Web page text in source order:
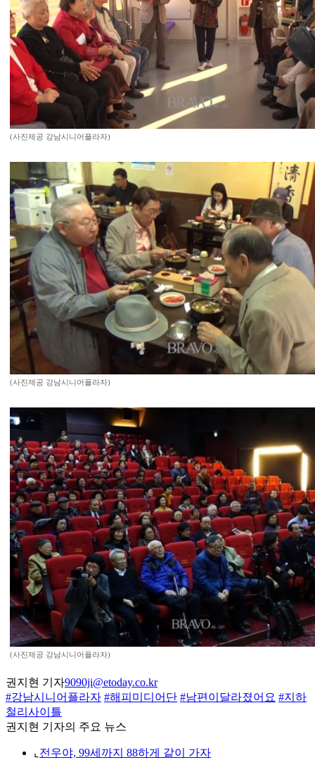
(사진제공 강남시니어플라자)
(사진제공 강남시니어플라자)
(사진제공 강남시니어플라자)
권지현 기자9090ji@etoday.co.kr
#강남시니어플라자 #해피미디어단 #남편이달라졌어요 #지하
철리사이틀
권지현 기자의 주요 뉴스
⌞ 전우야, 99세까지 88하게 같이 가자